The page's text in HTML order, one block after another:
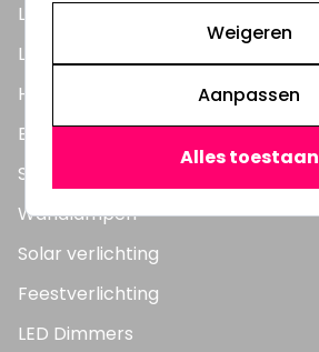
LED TL Buizen
LED Panelen
Highbay's / Ufo's
Bouwlampen
Straatlampen
Wandlampen
Solar verlichting
Feestverlichting
LED Dimmers
Weigeren
Aanpassen
Alles toestaan